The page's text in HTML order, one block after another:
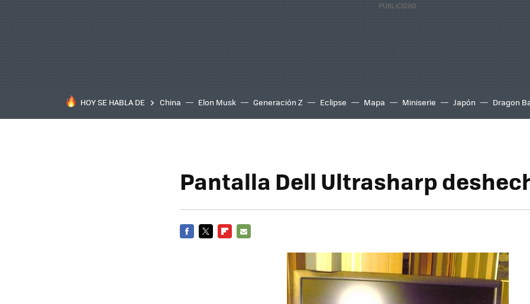
HOY SE HABLA DE China Elon Musk Generación Z Eclipse Mapa Miniserie Japón Dragon
Pantalla Dell Ultrasharp